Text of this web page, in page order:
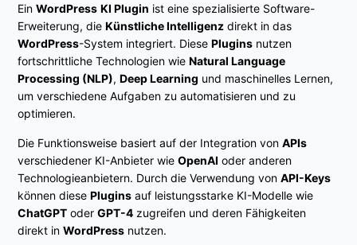
EinWordPress KI Plugin ist eine spezialisierte Software-
Erweiterung, dieKünstliche Intelligenz direkt in das
WordPress-System integriert. DiesePlugins nutzen
fortschrittliche Technologien wieNatural Language
Processing (NLP),Deep Learning und maschinelles Lernen,
um verschiedene Aufgaben zu automatisieren und zu
optimieren.
Die Funktionsweise basiert auf der Integration vonAPIs
verschiedener KI-Anbieter wieOpenAI oder anderen
Technologieanbietern. Durch die Verwendung vonAPI-Keys
können diesePlugins auf leistungsstarke KI-Modelle wie
ChatGPT oderGPT-4 zugreifen und deren Fähigkeiten
direkt inWordPress nutzen.